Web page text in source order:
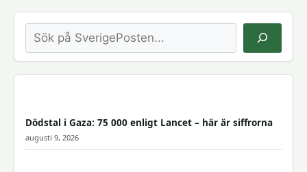
Sök
Dödstal i Gaza: 75 000 enligt Lancet – här är siffrorna
augusti 9, 2026